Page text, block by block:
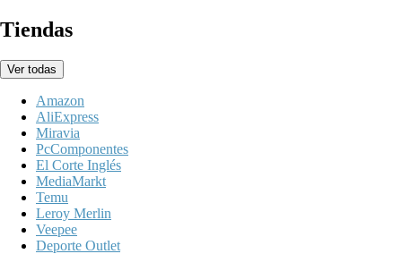
Tiendas
Ver todas
Amazon
AliExpress
Miravia
PcComponentes
El Corte Inglés
MediaMarkt
Temu
Leroy Merlin
Veepee
Deporte Outlet